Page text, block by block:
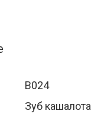
В024
Зуб кашалота